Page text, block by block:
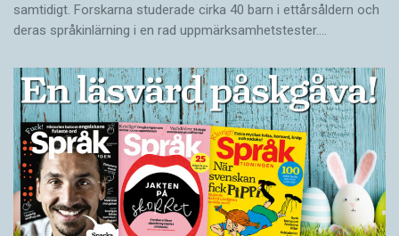
samtidigt. Forskarna studerade cirka 40 barn i ettårsåldern och
deras språkinlärning i en rad uppmärksamhetstester.…